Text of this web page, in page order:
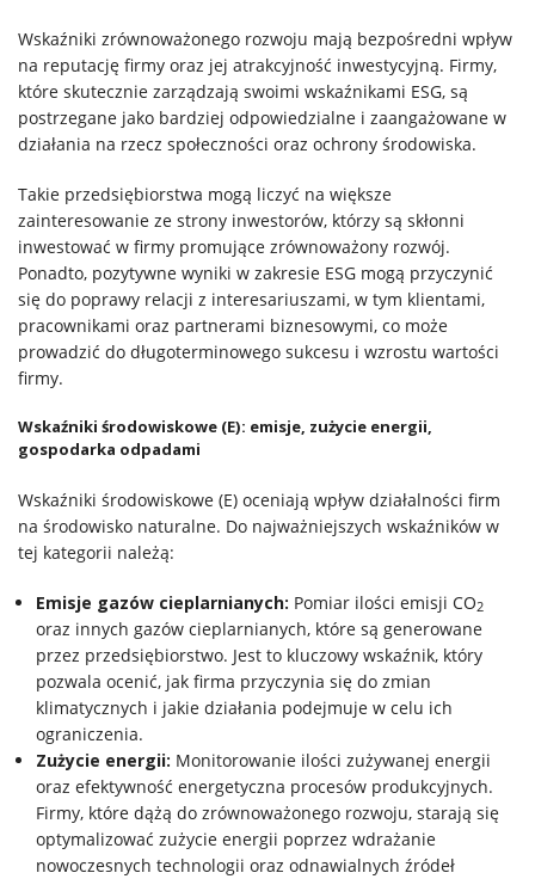
Wskaźniki zrównoważonego rozwoju mają bezpośredni wpływ
na reputację firmy oraz jej atrakcyjność inwestycyjną. Firmy,
które skutecznie zarządzają swoimi wskaźnikami ESG, są
postrzegane jako bardziej odpowiedzialne i zaangażowane w
działania na rzecz społeczności oraz ochrony środowiska.
Takie przedsiębiorstwa mogą liczyć na większe
zainteresowanie ze strony inwestorów, którzy są skłonni
inwestować w firmy promujące zrównoważony rozwój.
Ponadto, pozytywne wyniki w zakresie ESG mogą przyczynić
się do poprawy relacji z interesariuszami, w tym klientami,
pracownikami oraz partnerami biznesowymi, co może
prowadzić do długoterminowego sukcesu i wzrostu wartości
firmy.
Wskaźniki środowiskowe (E): emisje, zużycie energii,
gospodarka odpadami
Wskaźniki środowiskowe (E) oceniają wpływ działalności firm
na środowisko naturalne. Do najważniejszych wskaźników w
tej kategorii należą:
Emisje gazów cieplarnianych: Pomiar ilości emisji CO2
oraz innych gazów cieplarnianych, które są generowane
przez przedsiębiorstwo. Jest to kluczowy wskaźnik, który
pozwala ocenić, jak firma przyczynia się do zmian
klimatycznych i jakie działania podejmuje w celu ich
ograniczenia.
Zużycie energii: Monitorowanie ilości zużywanej energii
oraz efektywność energetyczna procesów produkcyjnych.
Firmy, które dążą do zrównoważonego rozwoju, starają się
optymalizować zużycie energii poprzez wdrażanie
nowoczesnych technologii oraz odnawialnych źródeł